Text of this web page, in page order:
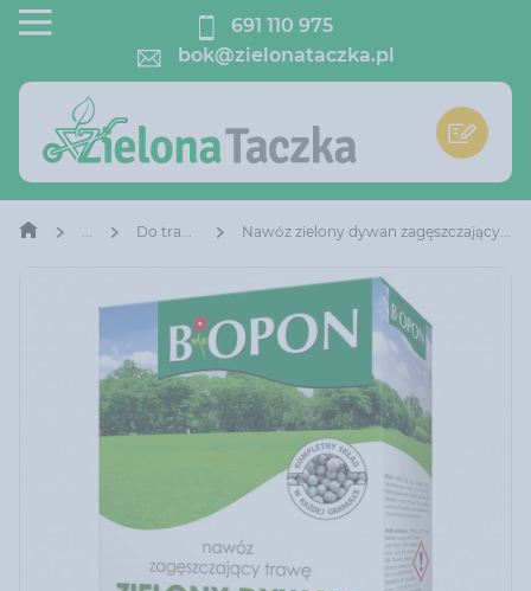
691 110 975
bok@zielonataczka.pl
Do trawników Nawóz zielony dywan zagęszczający trawę Biopon 5 kg